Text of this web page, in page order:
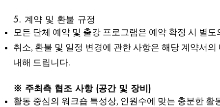
5. 계약 및 환불 규정
모든 단체 예약 및 출강 프로그램은 예약 확정 시 별
취소, 환불 및 일정 변경에 관한 사항은 해당 계약서
내해 드립니다.
※ 주최측 협조 사항 (공간 및 장비)
활동 중심의 워크숍 특성상, 인원수에 맞는 충분한